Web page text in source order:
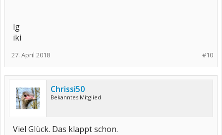
lg
iki
#10
27. April 2018
Chrissi50
Bekanntes Mitglied
Viel Glück. Das klappt schon.